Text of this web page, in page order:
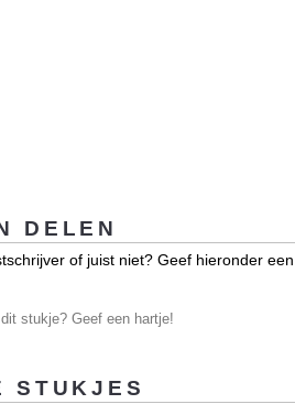
DELEN
of juist niet? Geef hieronder een
stukje? Geef een hartje!
STUKJES